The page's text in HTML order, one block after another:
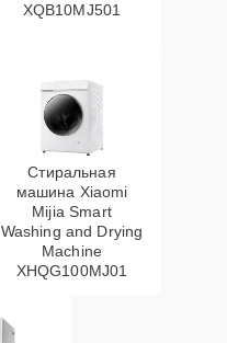
XQB10MJ501
Стиральная
машина Xiaomi
Mijia Smart
Washing and Drying
Machine
XHQG100MJ01